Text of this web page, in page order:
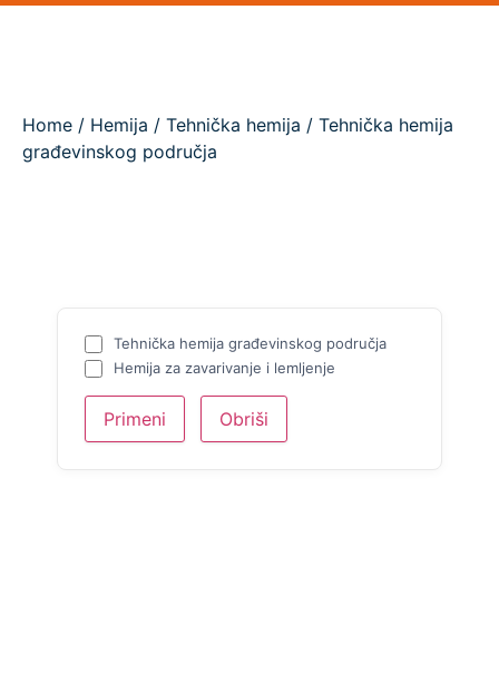
Home / Hemija / Tehnička hemija / Tehnička hemija
građevinskog područja
Tehnička hemija građevinskog područja
Hemija za zavarivanje i lemljenje
Primeni Obriši